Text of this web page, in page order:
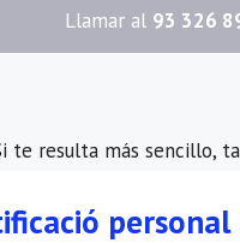
​Llamar al 93 326
te resulta más sencillo,
personal